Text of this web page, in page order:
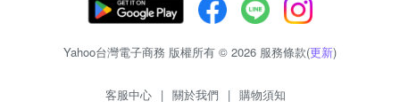
Yahoo台灣電子商務 版權所有 © 2026 服務條款(更新)
客服中心 | 關於我們 | 購物須知